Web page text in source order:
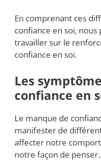
En comprenant ces
confiance en soi,
travailler sur le
confiance en soi.
Les
confiance en
Le manque de
manifester de
affecter notre
notre façon de